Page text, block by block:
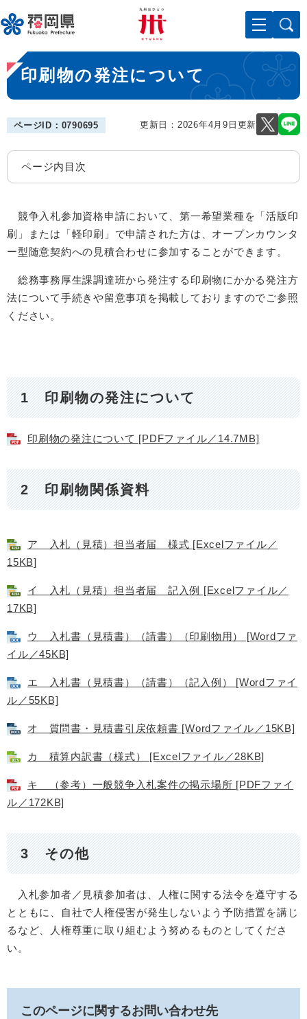
ー
ジ
先
頭
で
メニューを飛ばして本文へ
本
文
印刷物の発注について
ページID：0790695 更新日：2026年4月9日更新
ページ内目次
競争入札参加資格申請において、第一希望業種を「活版印
刷」または「軽印刷」で申請された方は、オープンカウンタ
ー型随意契約への見積合わせに参加することができます。
総務事務厚生課調達班から発注する印刷物にかかる発注方
法について手続きや留意事項を掲載しておりますのでご参照
ください。
1 印刷物の発注について
印刷物の発注について [PDFファイル／14.7MB]
2 印刷物関係資料
ア 入札（見積）担当者届 様式 [Excelファイル／
15KB]
イ 入札（見積）担当者届 記入例 [Excelファイル／
17KB]
ウ 入札書（見積書）（請書）（印刷物用） [Wordファ
イル／45KB]
エ 入札書（見積書）（請書）（記入例） [Wordファイ
ル／55KB]
オ 質問書・見積書引戻依頼書 [Wordファイル／15KB]
カ 積算内訳書（様式） [Excelファイル／28KB]
キ （参考）一般競争入札案件の掲示場所 [PDFファイ
ル／172KB]
3 その他
入札参加者／見積参加者は、人権に関する法令を遵守する
とともに、自社で人権侵害が発生しないよう予防措置を講じ
るなど、人権尊重に取り組むよう努めるものとしてくださ
い。
このページに関するお問い合わせ先